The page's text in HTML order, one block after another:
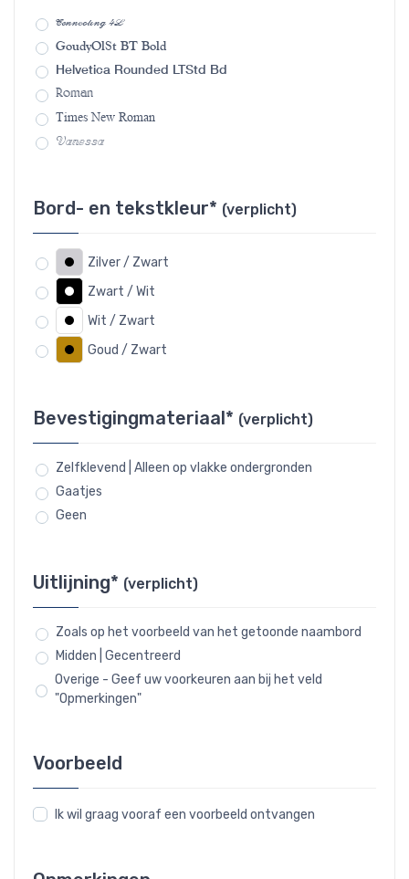
Connecting 4L
GoudyOlSt BT Bold
Helvetica Rounded LTStd Bd
Roman
Times New Roman
Vanessa
Bord- en tekstkleur* (verplicht)
Zilver / Zwart
Zwart / Wit
Wit / Zwart
Goud / Zwart
Bevestigingmateriaal* (verplicht)
Zelfklevend | Alleen op vlakke ondergronden
Gaatjes
Geen
Uitlijning* (verplicht)
Zoals op het voorbeeld van het getoonde naambord
Midden | Gecentreerd
Overige - Geef uw voorkeuren aan bij het veld
"Opmerkingen"
Voorbeeld
Ik wil graag vooraf een voorbeeld ontvangen